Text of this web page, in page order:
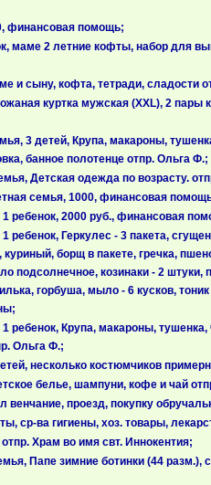
финансовая помощь;
маме 2 летние кофты, набор для
и сыну, кофта, тетради, сладости
куртка мужская (XXL), 2 пары
3 детей, Крупа, макароны,
банное полотенце отпр. Ольга Ф.;
Детская одежда по возрасту.
семья, 1000, финансовая
ребенок, 2000 руб., финансовая
Геркулес - 3 пакета,
борщ в пакете, гречка,
козинаки - 2
горбуша, мыло - 6 кусков,
Крупа, макароны,
Ольга Ф.;
несколько костюмчиков
белье, шампуни, кофе и чай
проезд, покупку
ср-ва гигиены, хоз. товары,
Храм во имя свт. Иннокентия;
Папе зимние ботинки (44 разм.),